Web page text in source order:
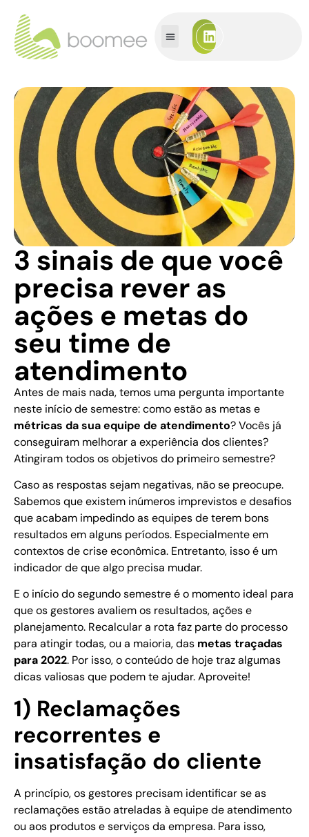
3 sinais de que você
precisa rever as
ações e metas do
seu time de
atendimento
Antes de mais nada, temos uma pergunta importante
neste início de semestre: como estão as metas e
métricas da sua equipe de atendimento? Vocês já
conseguiram melhorar a experiência dos clientes?
Atingiram todos os objetivos do primeiro semestre?
Caso as respostas sejam negativas, não se preocupe.
Sabemos que existem inúmeros imprevistos e desafios
que acabam impedindo as equipes de terem bons
resultados em alguns períodos. Especialmente em
contextos de crise econômica. Entretanto, isso é um
indicador de que algo precisa mudar.
E o início do segundo semestre é o momento ideal para
que os gestores avaliem os resultados, ações e
planejamento. Recalcular a rota faz parte do processo
para atingir todas, ou a maioria, das metas traçadas
para 2022. Por isso, o conteúdo de hoje traz algumas
dicas valiosas que podem te ajudar. Aproveite!
1) Reclamações
recorrentes e
insatisfação do cliente
A princípio, os gestores precisam identificar se as
reclamações estão atreladas à equipe de atendimento
ou aos produtos e serviços da empresa. Para isso,